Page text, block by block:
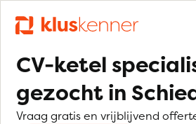
CV-ketel
gezocht in
Vraag gratis en vrijblijvend